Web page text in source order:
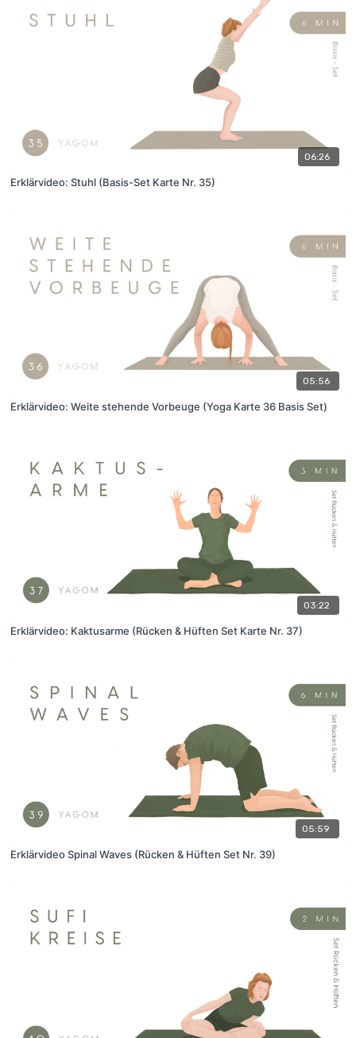
06:26
Erklärvideo: Stuhl (Basis-Set Karte Nr. 35)
05:56
Erklärvideo: Weite stehende Vorbeuge (Yoga Karte 36 Basis Set)
03:22
Erklärvideo: Kaktusarme (Rücken & Hüften Set Karte Nr. 37)
05:59
Erklärvideo Spinal Waves (Rücken & Hüften Set Nr. 39)